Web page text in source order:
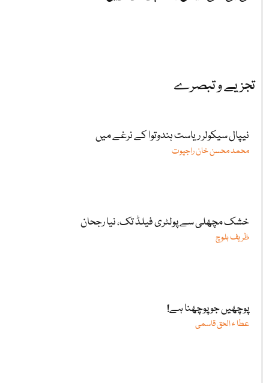
تجزیے و تبصرے
نیپال سیکولر ریاست ہندوتوا کے نرغے میں
محمد محسن خان راجپوت
خشک مچھلی سے پولٹری فیلڈ تک، نیا رجحان
ظریف بلوچ
پوچھیں جو پوچھنا ہے!
عطا ء الحق قاسمی